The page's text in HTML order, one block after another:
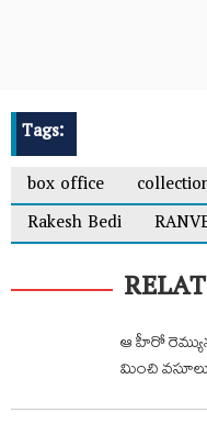
Tags:
box office
Rakesh Bedi
ఆ హీరో
మించి వసూలు